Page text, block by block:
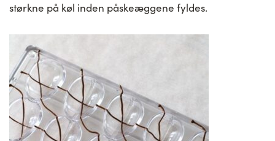
størkne på køl inden påskeæggene fyldes.